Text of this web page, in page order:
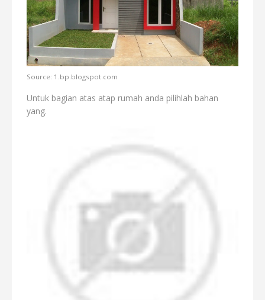
Source: 1.bp.blogspot.com
Untuk bagian atas atap rumah anda pilihlah bahan
yang.